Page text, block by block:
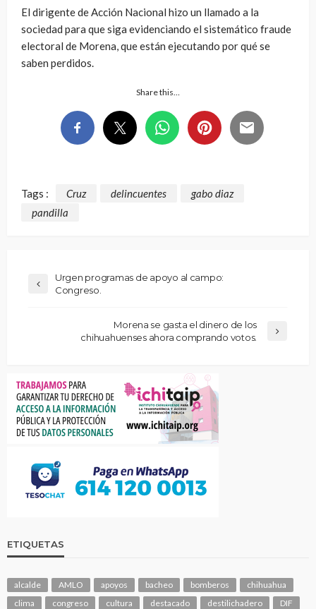
El dirigente de Acción Nacional hizo un llamado a la
sociedad para que siga evidenciando el sistemático fraude
electoral de Morena, que están ejecutando por qué se
saben perdidos.
Share this…
Tags : Cruz delincuentes
gabo diaz
pandilla
Urgen programas de apoyo al campo:
Congreso.
Morena se gasta el dinero de los
chihuahuenses ahora comprando votos.
ETIQUETAS
alcalde AMLO apoyos bacheo bomberos
chihuahua
clima
congreso cultura destacado destilichadero
DIF